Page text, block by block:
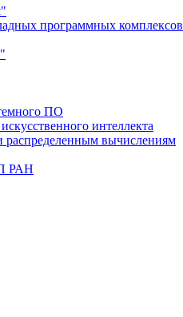
программных
ПО
интеллекта
распределенным вычислениям
РАН